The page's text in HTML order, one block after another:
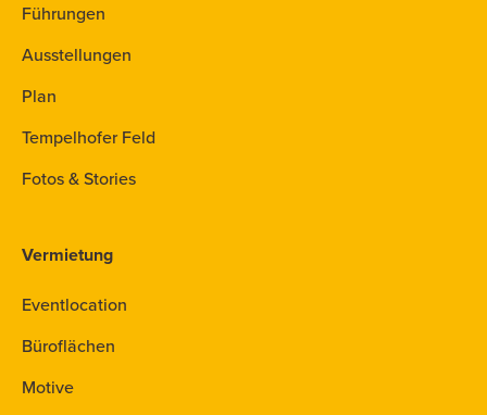
Führungen
Ausstellungen
Plan
Tempelhofer Feld
Fotos & Stories
Vermietung
Eventlocation
Büroflächen
Motive